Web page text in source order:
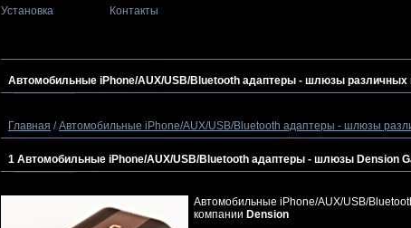
Установка Контакты
Автомобильные iPhone/AUX/USB/Bluetooth адаптеры - шлюзы различных
Главная /Автомобильные iPhone/AUX/USB/Bluetooth адаптеры - шлюзы
1 Автомобильные iPhone/AUX/USB/Bluetooth адаптеры - шлюзы Dension
Автомобильные iPhone/AUX/USB/
компании Dension